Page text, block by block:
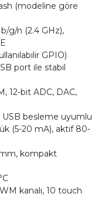
(modeline göre
g/n (2.4 GHz),
GPIO)
port ile stabil
12-bit ADC, DAC,
USB besleme uyumlu
(5-20 mA), aktif 80-
mm, kompakt
kanalı, 10 touch